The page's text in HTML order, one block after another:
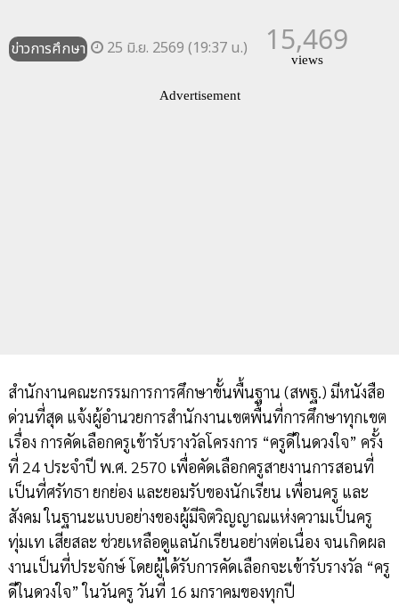
ข่าวการศึกษา 25 มิ.ย. 2569 (19:37 น.) 15,469
views
Advertisement
สำนักงานคณะกรรมการการศึกษาขั้นพื้นฐาน (สพฐ.) มีหนังสือ
ด่วนที่สุด แจ้งผู้อำนวยการสำนักงานเขตพื้นที่การศึกษาทุกเขต
เรื่อง การคัดเลือกครูเข้ารับรางวัลโครงการ “ครูดีในดวงใจ” ครั้ง
ที่ 24 ประจำปี พ.ศ. 2570 เพื่อคัดเลือกครูสายงานการสอนที่
เป็นที่ศรัทธา ยกย่อง และยอมรับของนักเรียน เพื่อนครู และ
สังคม ในฐานะแบบอย่างของผู้มีจิตวิญญาณแห่งความเป็นครู
ทุ่มเท เสียสละ ช่วยเหลือดูแลนักเรียนอย่างต่อเนื่อง จนเกิดผล
งานเป็นที่ประจักษ์ โดยผู้ได้รับการคัดเลือกจะเข้ารับรางวัล “ครู
ดีในดวงใจ” ในวันครู วันที่ 16 มกราคมของทุกปี